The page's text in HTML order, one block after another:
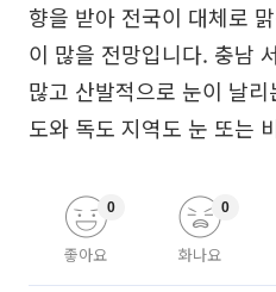
향을 받아 전국이 대체로
이 많을 전망입니다. 충남
많고 산발적으로 눈이 날
도와 독도 지역도 눈 또는
좋아요
0
화나요
0